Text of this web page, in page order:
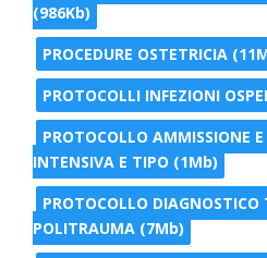
(986Kb)
PROCEDURE OSTETRICIA
PROTOCOLLI INFEZIONI
PROTOCOLLO AMMISSIONE
INTENSIVA E TIPO (1Mb)
PROTOCOLLO DIAGNOSTICO
POLITRAUMA (7Mb)